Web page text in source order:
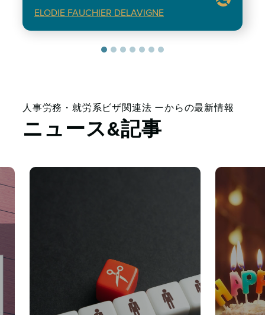
ELODIE FAUCHIER DELAVIGNE
人事労務・就労系ビザ関連法 ーからの最新情報
ニュース&記事